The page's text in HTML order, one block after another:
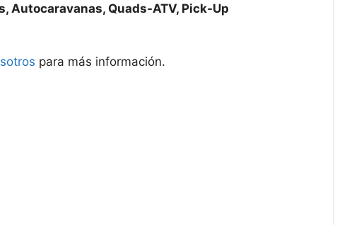
Autocaravanas, Quads-ATV, Pick-Up
para más información.